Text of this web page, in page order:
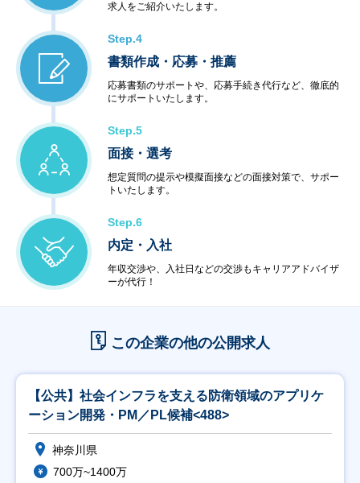
求人をご紹介いたします。
Step.4
書類作成・応募・推薦
応募書類のサポートや、応募手続き代行など、徹底的
にサポートいたします。
Step.5
面接・選考
想定質問の提示や模擬面接などの面接対策で、サポー
トいたします。
Step.6
内定・入社
年収交渉や、入社日などの交渉もキャリアアドバイザ
ーが代行！
この企業の他の公開求人
【公共】社会インフラを支える防衛領域のアプリケ
ーション開発・PM／PL候補<488>
神奈川県
700万~1400万